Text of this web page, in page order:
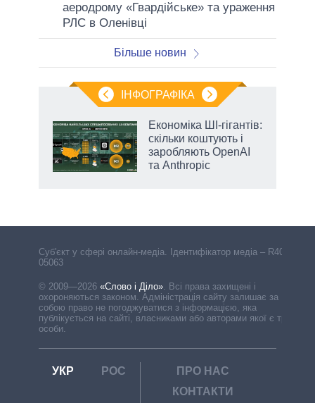
аеродрому «Гвардійське» та ураження
РЛС в Оленівці
Більше новин
ІНФОГРАФІКА
Економіка ШІ-гігантів:
скільки коштують і
заробляють OpenAI
та Anthropic
Cуб'єкт у сфері онлайн-медіа. Ідентифікатор медіа – R40-
05063
© 2009—2026 «Слово і Діло». Всі права захищені і
охороняються законом. Адміністрація сайту залишає за
собою право не погоджуватися з інформацією, яка
публікується на сайті, власниками або авторами якої є треті
особи.
УКР РОС
ПРО НАС
КОНТАКТИ